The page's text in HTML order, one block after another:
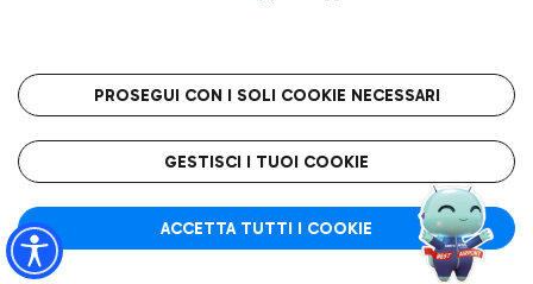
Roma FCO
L'aeroporto stellato
PROSEGUI CON I SOLI COOKIE NECESSARI
GESTISCI I TUOI COOKIE
ACCETTA TUTTI I COOKIE